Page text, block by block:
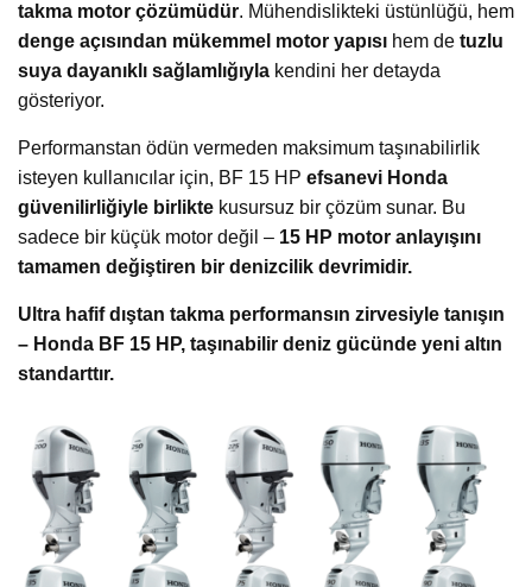
takma motor çözümüdür. Mühendislikteki üstünlüğü, hem
denge açısından mükemmel motor yapısı hem de tuzlu
suya dayanıklı sağlamlığıyla kendini her detayda
gösteriyor.
Performanstan ödün vermeden maksimum taşınabilirlik
isteyen kullanıcılar için, BF 15 HP efsanevi Honda
güvenilirliğiyle birlikte kusursuz bir çözüm sunar. Bu
sadece bir küçük motor değil – 15 HP motor anlayışını
tamamen değiştiren bir denizcilik devrimidir.
Ultra hafif dıştan takma performansın zirvesiyle tanışın
– Honda BF 15 HP, taşınabilir deniz gücünde yeni altın
standarttır.